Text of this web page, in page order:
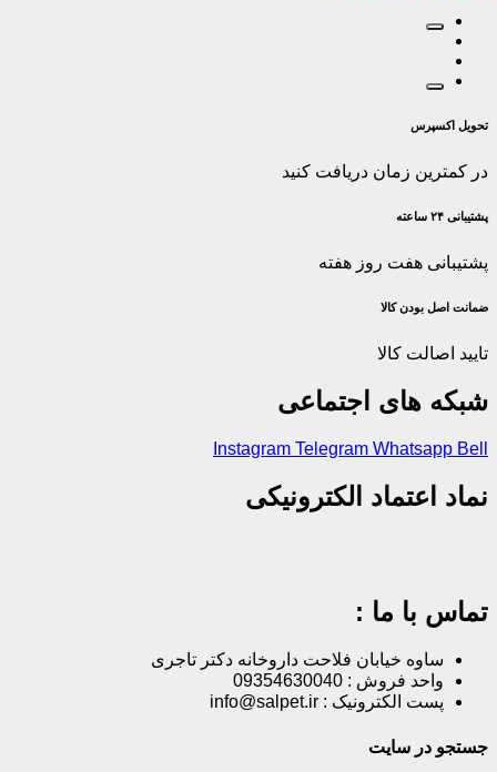
تحویل اکسپرس
در کمترین زمان دریافت کنید
پشتیبانی ۲۴ ساعته
پشتیبانی هفت روز هفته
ضمانت اصل‌ بودن کالا
تایید اصالت کالا
شبکه های اجتماعی
Instagram Telegram Whatsapp Bell
نماد اعتماد الکترونیکی
تماس با ما :
ساوه خیابان فلاحت داروخانه دکتر تاجری
واحد فروش : 09354630040
پست الکترونیک : info@salpet.ir
جستجو در سایت